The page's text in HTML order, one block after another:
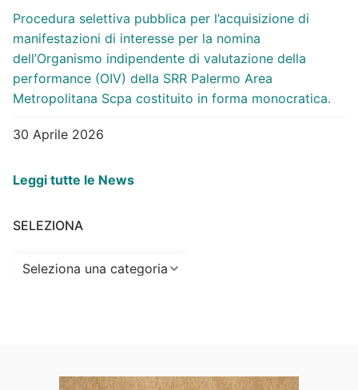
Procedura selettiva pubblica per l’acquisizione di
manifestazioni di interesse per la nomina
dell’Organismo indipendente di valutazione della
performance (OIV) della SRR Palermo Area
Metropolitana Scpa costituito in forma monocratica.
30 Aprile 2026
Leggi tutte le News
SELEZIONA
Seleziona